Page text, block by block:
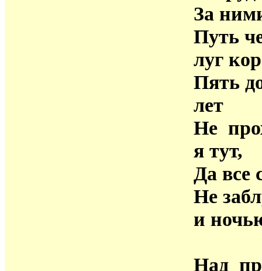
За
Путь
луг
Пять
лет
Не
я тут,
Да все
Не
и
Над